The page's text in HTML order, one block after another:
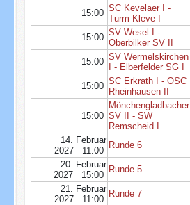
15:00 SC Kevelaer I -
Turm Kleve I
15:00 SV Wesel I -
Oberbilker SV II
15:00 SV Wermelskirchen
I - Elberfelder SG I
15:00 SC Erkrath I - OSC
Rheinhausen II
15:00
Mönchengladbacher
SV II - SW
Remscheid I
14. Februar
2027 11:00
Runde 6
20. Februar
2027 15:00
Runde 5
21. Februar
2027 11:00
Runde 7